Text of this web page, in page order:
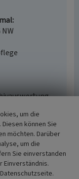
um die
können Sie
möchten. Darüber
um die
Sie einverstanden
Einverständnis.